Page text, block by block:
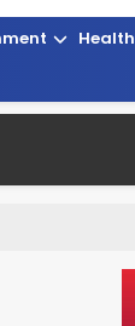
Health